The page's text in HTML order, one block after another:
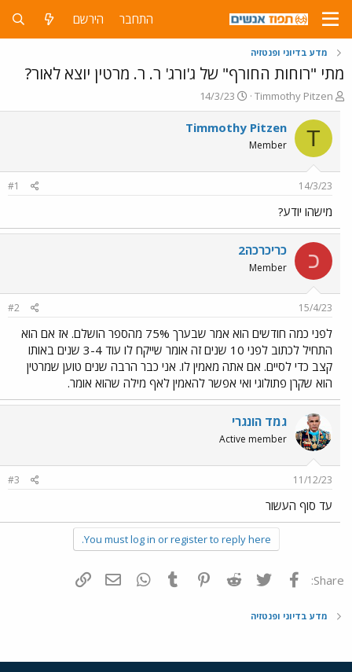
התחבר הירשם
מדע בדיוני ופנטזיה
מתי "רוחות החורף" של ג'ורג' ר. ר. מרטין יוצא לאור?
פ
ו
ת
ח
ה
ש
א
Timmothy Pitzen
פ
ו
ר
ך
14/3/23
T
Timmothy Pitzen
Member
14/3/23
#1
מישהו יודע?
כ כריכרכה2
Member
15/4/23
#2
לפני כמה חודשים הוא אמר שבערך 75% מהספר הושלם. אז אם הוא
התחיל לכתוב לפני 10 שנים זה אומר שייקח לו עוד 3-4 שנים באותו
קצב כדי לסיים. אם אתה מאמין לו. אני כבר הרבה שנים טוען שמרטין
הוא שקרן פתולוגי ואי אפשר להאמין לאף מילה שהוא אומר.
גמד הונגרי
Active member
11/12/23
#3
עד סוף העשור
You must log in or register to reply here.
Share: פייסבוק Twitter
Reddit
Pinterest
Tumblr
WhatsAppדואר אלקטרוני
מדע בדיוני ופנטזיה